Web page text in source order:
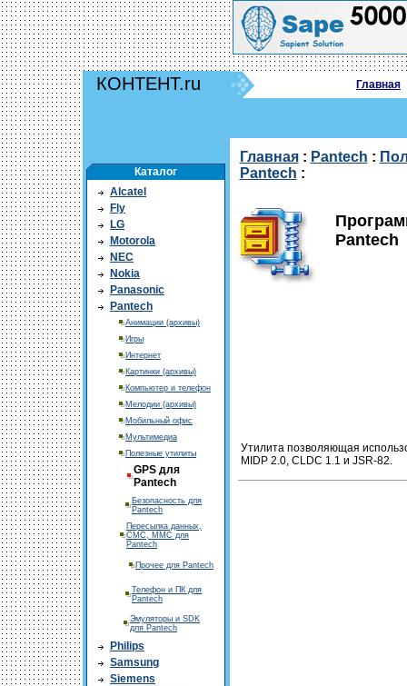
КОНТЕНТ.ru Главная
Каталог
Alcatel
Fly
LG
Motorola
NEC
Nokia
Panasonic
Pantech
Анимации (архивы)
Игры
Интернет
Картинки (архивы)
Компьютер и телефон
Мелодии (архивы)
Мобильный офис
Мультимедиа
Полезные утилиты
GPS для
Pantech
Безопасность для
Pantech
Пересылка данных,
СМС, ММС для
Pantech
Прочее для Pantech
Телефон и ПК для
Pantech
Эмуляторы и SDK
для Pantech
Philips
Samsung
Siemens
Главная: Pantech :
Pantech :
Pantech
Утилита позволяющая
MIDP 2.0, CLDC 1.1 и JSR-82.